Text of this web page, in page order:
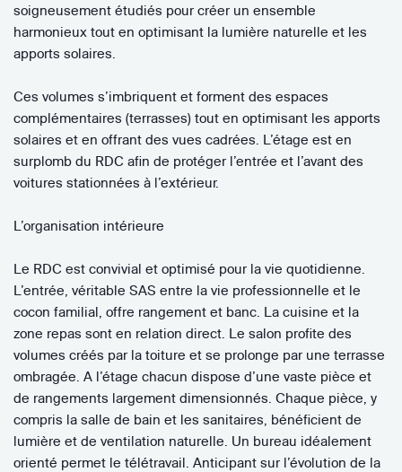
soigneusement étudiés pour créer un ensemble
harmonieux tout en optimisant la lumière naturelle et les
apports solaires.
Ces volumes s’imbriquent et forment des espaces
complémentaires (terrasses) tout en optimisant les apports
solaires et en offrant des vues cadrées. L’étage est en
surplomb du RDC afin de protéger l’entrée et l’avant des
voitures stationnées à l’extérieur.
L’organisation intérieure
Le RDC est convivial et optimisé pour la vie quotidienne.
L’entrée, véritable SAS entre la vie professionnelle et le
cocon familial, offre rangement et banc. La cuisine et la
zone repas sont en relation direct. Le salon profite des
volumes créés par la toiture et se prolonge par une terrasse
ombragée. A l’étage chacun dispose d’une vaste pièce et
de rangements largement dimensionnés. Chaque pièce, y
compris la salle de bain et les sanitaires, bénéficient de
lumière et de ventilation naturelle. Un bureau idéalement
orienté permet le télétravail. Anticipant sur l’évolution de la